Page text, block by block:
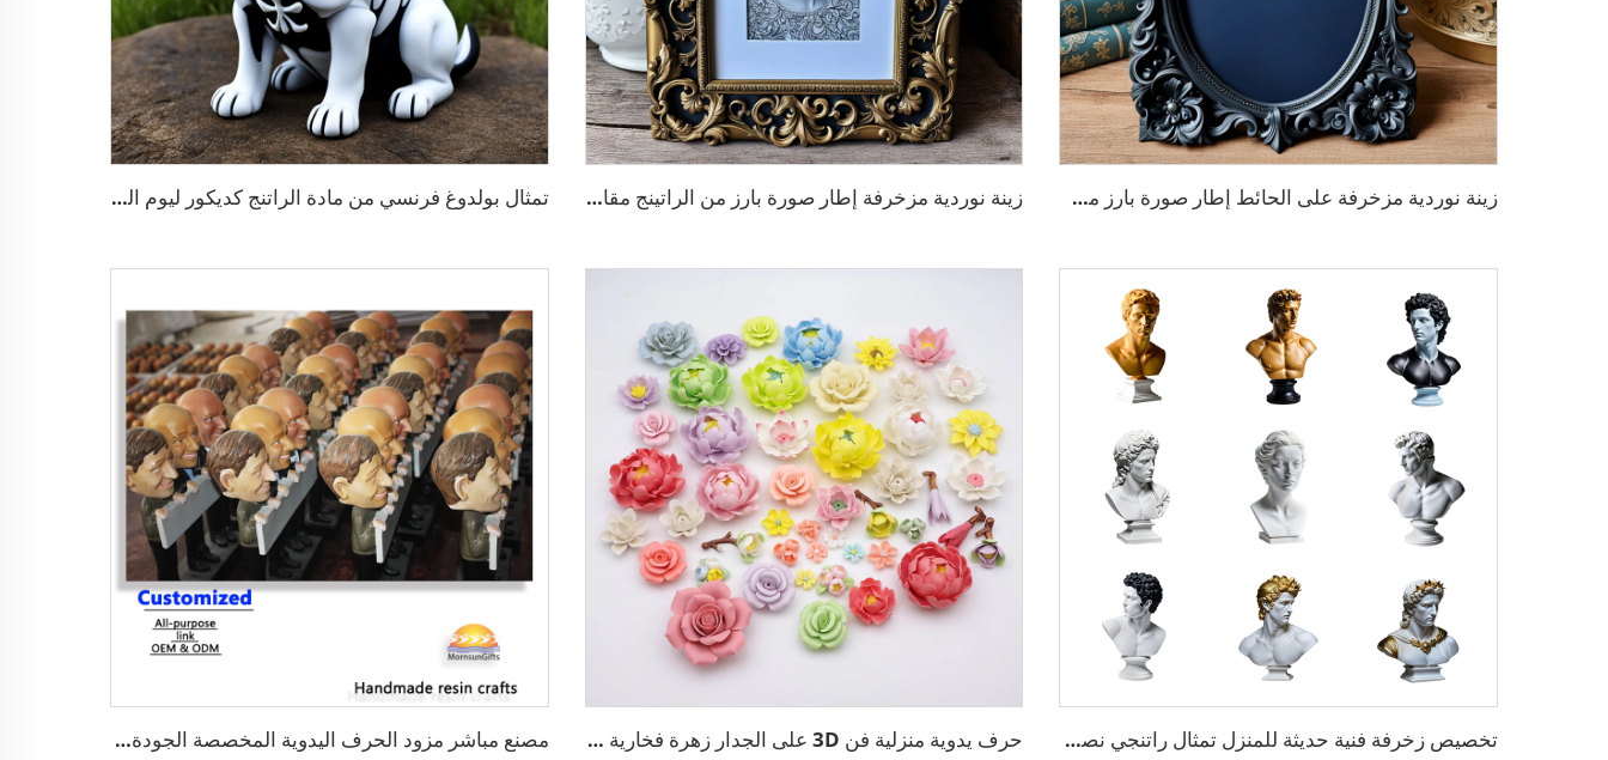
زينة نوردية مزخرفة على الحائط إطار صورة بارز من الراتينج مقاس A4 أسود زينة نوردية مزخرفة إطار صورة بارز من الراتينج مقاس A4 تمثال بولدوغ فرنسي من مادة الراتنج كديكور ليوم الموتى
تخصيص زخرفة فنية حديثة للمنزل تمثال راتنجي نصفي حرف يدوية منزلية فن 3D على الجدار زهرة فخارية قبور زخرفية مصنع مباشر مزود الحرف اليدوية المخصصة الجودة العالية المهنية OEM وODM من الراتينج السيراميك الحرف